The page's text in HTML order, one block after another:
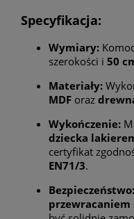
Specyfikacja:
Wymiary:
szerokości i 50
Materiały:
MDF oraz
Wykończenie:
dziecka
certyfikat
EN71/3.
Bezpieczeństwo:
przewracaniem